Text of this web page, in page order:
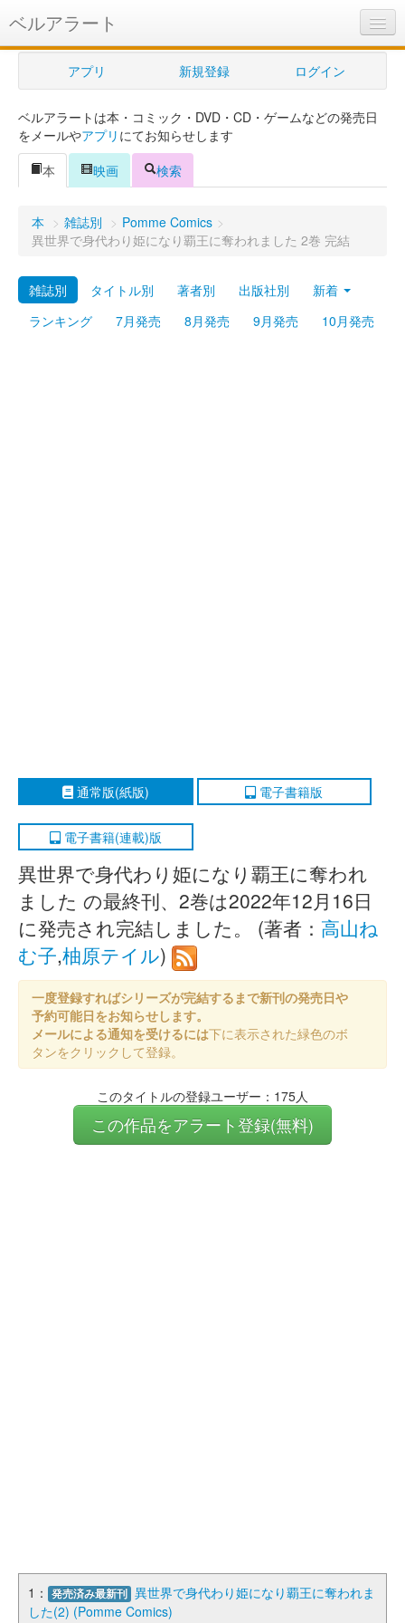
ベルアラート
ベルアラートとは
ヘルプ
新規登録
ログイン
購入管理
Myシェルフ
プレミアム
アプリ 新規登録 ログイン
ベルアラートは本・コミック・DVD・CD・ゲームなどの発売日
をメールやアプリ にてお知らせします
本
映画 検索
本 > 雑誌別 > Pomme Comics >
異世界で身代わり姫になり覇王に奪われました 2巻 完結
雑誌別 タイトル別 著者別 出版社別
新着
ランキング
7月発売 8月発売 9月発売 10月発売
通常版(紙版) 電子書籍版
電子書籍(連載)版
異世界で身代わり姫になり覇王に奪われ
ました の最終刊、2巻は2022年12月16日
に発売され完結しました。 (著者： 高山ね
む子,柚原テイル)
一度登録すればシリーズが完結するまで新刊の発売日や
予約可能日をお知らせします。
メールによる通知を受けるには下に表示された緑色のボ
タンをクリックして登録。
このタイトルの登録ユーザー：175人
この作品をアラート登録(無料)
1： 発売済み最新刊 異世界で身代わり姫になり覇王に奪われま
した(2) (Pomme Comics)